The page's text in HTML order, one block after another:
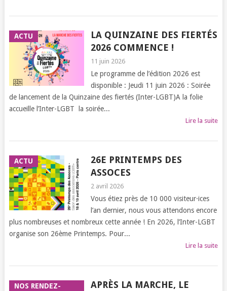
ACTU
LA QUINZAINE DES FIERTÉS
2026 COMMENCE !
11 juin 2026
Le programme de l’édition 2026 est
disponible : Jeudi 11 juin 2026 : Soirée
de lancement de la Quinzaine des fiertés (Inter-LGBT)A la folie
accueille l’Inter-LGBT la soirée...
Lire la suite
ACTU
26E PRINTEMPS DES
ASSOCES
2 avril 2026
Vous étiez près de 10 000 visiteur·ices
l’an dernier, nous vous attendons encore
plus nombreuses et nombreux cette année ! En 2026, l’Inter-LGBT
organise son 26ème Printemps. Pour...
Lire la suite
NOS RENDEZ-
APRÈS LA MARCHE, LE